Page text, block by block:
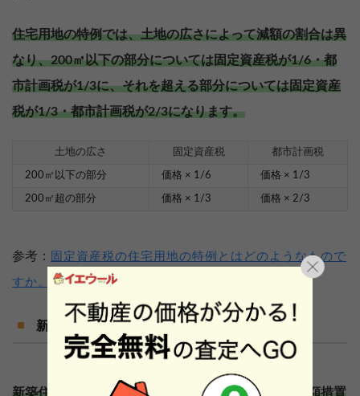
住宅用地の特例では、土地の広さによって減額の割合は異
なり、200㎡以下の部分については固定資産税が1/6・都
市計画税が1/3に、それを超える部分については固定資産
税が1/3・都市計画税が2/3になります。
土地の広さ 固定資産税 都市計画税
200㎡以下の部分 価格 × 1/6 価格 × 1/3
200㎡超の部分 価格 × 1/3 価格 × 2/3
参考： 固定資産税の住宅用地の特例とはどのようなもので
すか。金沢市
新築住宅に係る税額の減額措置
新築住宅を建てることで、新築住宅に係る税額の減額措置